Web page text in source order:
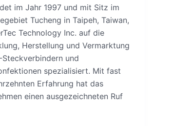
im Jahr 1997 und mit Sitz im
Tucheng in Taipeh, Taiwan,
Technology Inc. auf die
Herstellung und Vermarktung
Steckverbindern und
spezialisiert. Mit fast
Erfahrung hat das
einen ausgezeichneten Ruf